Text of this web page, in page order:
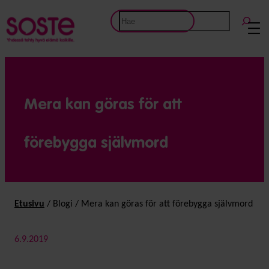
Etsi
Mera kan göras för att
förebygga självmord
Etusivu / Blogi / Mera kan göras för att förebygga självmord
6.9.2019